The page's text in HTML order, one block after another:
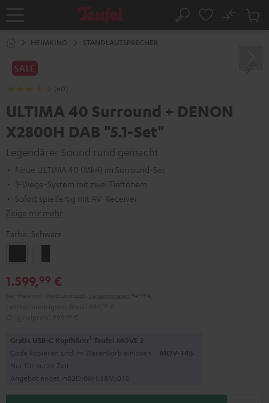
Startseite Suche
No
HEIMKINO STANDLAUTSPRECHER
SALE
(60)
ULTIMA 40 Surround + DENON
X2800H DAB "5.1-Set"
Legendärer Sound rund gemacht
Neue ULTIMA 40 (Mk4) im Surround-Set
3-Wege-System mit zwei Tieftönern
Sofort spielfertig mit AV-Receiver
Zeige mir mehr
Farbe: Schwarz
Schwarz
1.599,99 €
Gratis USB-C Kopfhörer1 Teufel MOVE 2
Code kopieren und im Warenkorb einlösen. MOV-T4S
Nur für kurze Zeit
Angebot endet in02D:06H: 57M:59S